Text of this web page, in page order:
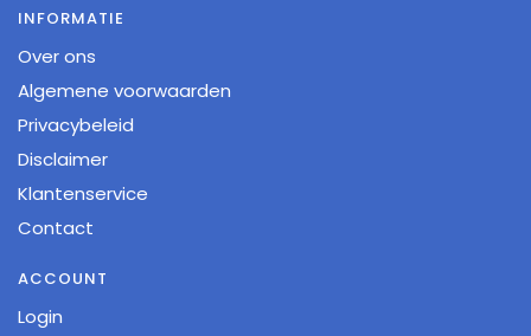
INFORMATIE
Over ons
Algemene voorwaarden
Privacybeleid
Disclaimer
Klantenservice
Contact
ACCOUNT
Login